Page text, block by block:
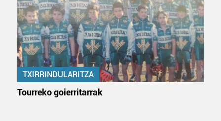
TXIRRINDULARITZA
Tourreko goierritarrak